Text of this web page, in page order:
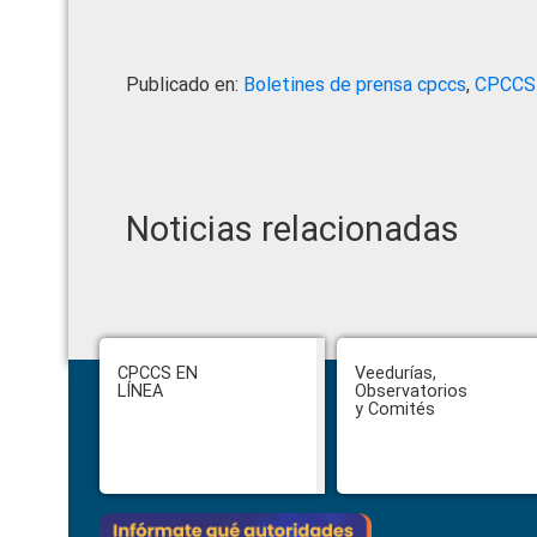
Publicado en: Boletines de prensa cpccs,
Noticias relacionadas
Footer
CPCCS EN
LÍNEA
Veedurías,
Observatorios
y Comités